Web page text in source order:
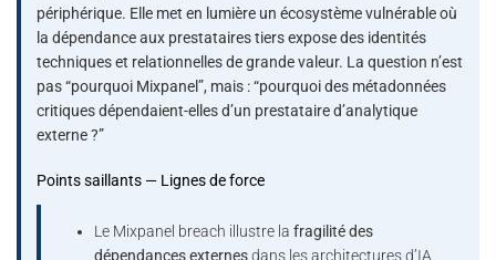
périphérique. Elle met en lumière un écosystème vulnérable où
la dépendance aux prestataires tiers expose des identités
techniques et relationnelles de grande valeur. La question n’est
pas “pourquoi Mixpanel”, mais : “pourquoi des métadonnées
critiques dépendaient-elles d’un prestataire d’analytique
externe ?”
Points saillants — Lignes de force
Le Mixpanel breach illustre la fragilité des
dépendances externesdans les architectures d’IA.